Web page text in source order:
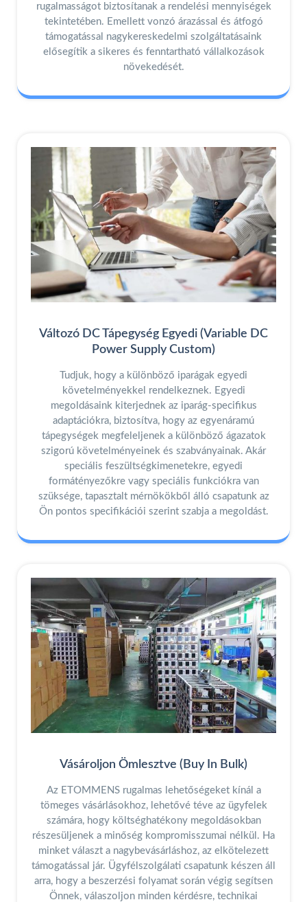
rugalmasságot biztosítanak a rendelési mennyiségek
tekintetében. Emellett vonzó árazással és átfogó
támogatással nagykereskedelmi szolgáltatásaink
elősegítik a sikeres és fenntartható vállalkozások
növekedését.
Változó DC Tápegység Egyedi (Variable DC
Power Supply Custom)
Tudjuk, hogy a különböző iparágak egyedi
követelményekkel rendelkeznek. Egyedi
megoldásaink kiterjednek az iparág-specifikus
adaptációkra, biztosítva, hogy az egyenáramú
tápegységek megfeleljenek a különböző ágazatok
szigorú követelményeinek és szabványainak. Akár
speciális feszültségkimenetekre, egyedi
formátényezőkre vagy speciális funkciókra van
szüksége, tapasztalt mérnökökből álló csapatunk az
Ön pontos specifikációi szerint szabja a megoldást.
Vásároljon Ömlesztve (Buy In Bulk)
Az ETOMMENS rugalmas lehetőségeket kínál a
tömeges vásárlásokhoz, lehetővé téve az ügyfelek
számára, hogy költséghatékony megoldásokban
részesüljenek a minőség kompromisszumai nélkül. Ha
minket választ a nagybevásárláshoz, az elkötelezett
támogatással jár. Ügyfélszolgálati csapatunk készen áll
arra, hogy a beszerzési folyamat során végig segítsen
Önnek, válaszoljon minden kérdésre, technikai